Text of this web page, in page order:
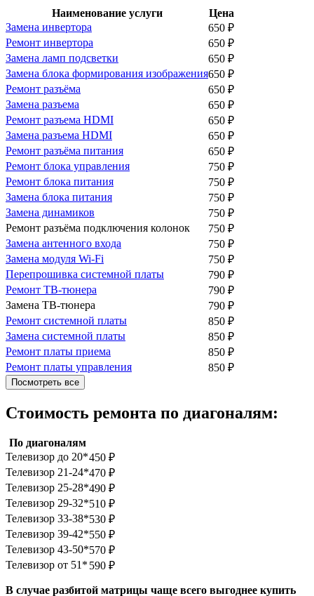
Наименование услуги
Цена
Замена инвертора
650 ₽
Ремонт инвертора
650 ₽
Замена ламп подсветки
650 ₽
Замена блока формирования изображения650 ₽
Ремонт разъёма
650 ₽
Замена разъема
650 ₽
Ремонт разъема HDMI
650 ₽
Замена разъема HDMI
650 ₽
Ремонт разъёма питания
650 ₽
Ремонт блока управления
750 ₽
Ремонт блока питания
750 ₽
Замена блока питания
750 ₽
Замена динамиков
750 ₽
Ремонт разъёма подключения колонок
750 ₽
Замена антенного входа
750 ₽
Замена модуля Wi-Fi
750 ₽
Перепрошивка системной платы
790 ₽
Ремонт ТВ-тюнера
790 ₽
Замена ТВ-тюнера
790 ₽
Ремонт системной платы
850 ₽
Замена системной платы
850 ₽
Ремонт платы приема
850 ₽
Ремонт платы управления
850 ₽
Посмотреть все
Стоимость ремонта по диагоналям:
По диагоналям
Телевизор до 20*450 ₽
Телевизор 21-24*470 ₽
Телевизор 25-28*490 ₽
Телевизор 29-32*510 ₽
Телевизор 33-38*530 ₽
Телевизор 39-42*550 ₽
Телевизор 43-50*570 ₽
Телевизор от 51* 590 ₽
В случае разбитой матрицы чаще всего выгоднее купить